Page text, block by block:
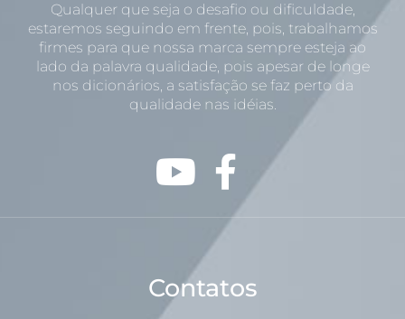
Qualquer que seja o desafio ou dificuldade,
estaremos seguindo em frente, pois, trabalhamos
firmes para que nossa marca sempre esteja ao
lado da palavra qualidade, pois apesar de longe
nos dicionários, a satisfação se faz perto da
qualidade nas idéias.
Contatos